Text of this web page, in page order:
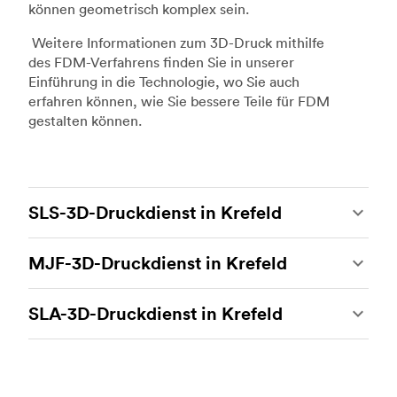
können geometrisch komplex sein.
Weitere Informationen zum 3D-Druck mithilfe
des FDM-Verfahrens finden Sie in unserer
Einführung in die Technologie, wo Sie auch
erfahren können, wie Sie bessere Teile für FDM
gestalten können.
SLS-3D-Druckdienst in Krefeld
(SLS) handelt es sich um eines der stärksten
additiven Fertigungsverfahren, das es
ermöglicht, beständige und genaue
kundenspezifische Teile herzustellen. Der SLS-
3D-Druck ist ideal für Rapid Prototyping und
MJF-3D-Druckdienst in Krefeld
additive Fertigungsverfahren von Hewlett-
Packard. Hierbei handelt es sich um die
SLA-3D-Druckdienst in Krefeld